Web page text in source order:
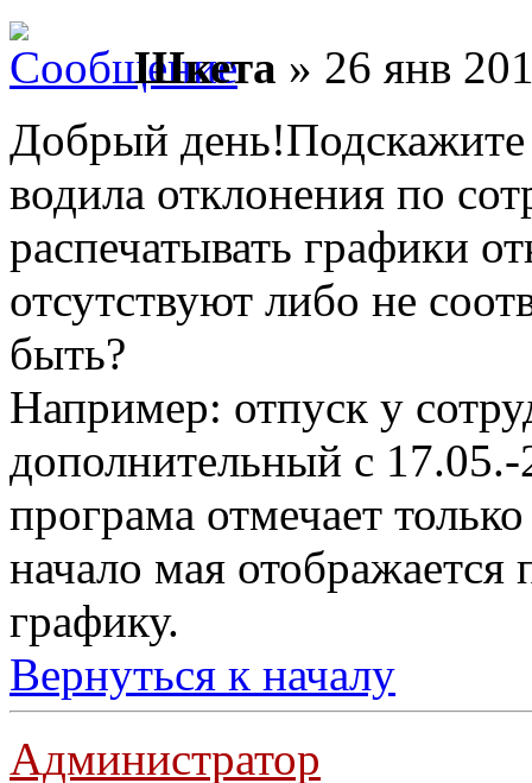
Шкета » 26 янв
Добрый день!Подскажите
водила отклонения по
распечатывать графики
отсутствуют либо не
быть?
Например: отпуск у
дополнительный с
програма отмечает
начало мая
графику.
Вернуться к началу
Администратор